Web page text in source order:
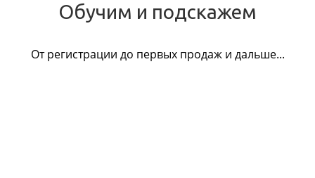
Обучим и подскажем
От регистрации до первых продаж и дальше...